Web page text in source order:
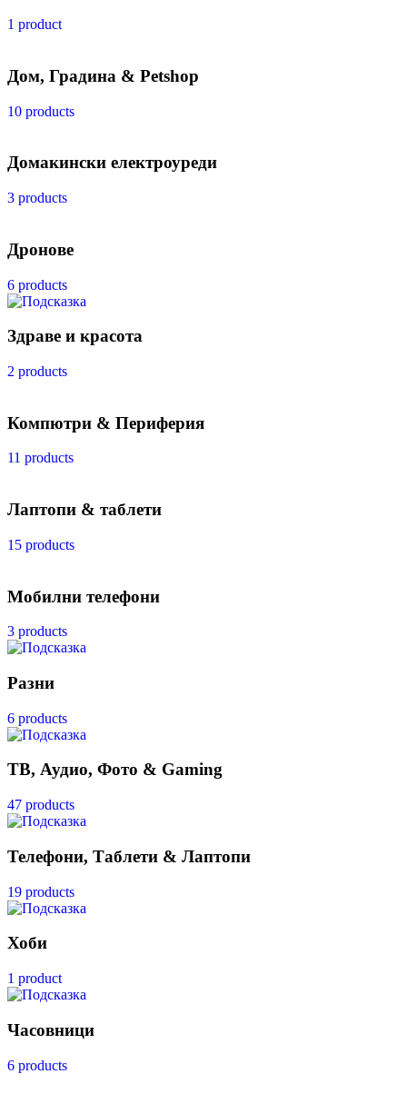
1 product
Дом, Градина & Petshop
10 products
Домакински електроуреди
3 products
Дронове
6 products
Здраве и красота
2 products
Компютри & Периферия
11 products
Лаптопи & таблети
15 products
Мобилни телефони
3 products
Разни
6 products
ТВ, Аудио, Фото & Gaming
47 products
Телефони, Таблети & Лаптопи
19 products
Хоби
1 product
Часовници
6 products